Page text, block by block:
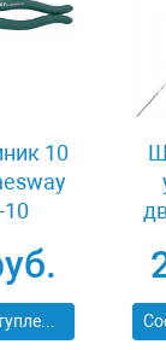
10
Сообщить о поступлении